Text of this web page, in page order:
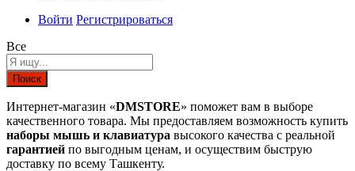
Войти Регистрироваться
Все
Поиск
Интернет-магазин «DMSTORE» поможет вам в выборе
качественного товара. Мы предоставляем возможность купить
наборы мышь и клавиатура высокого качества с реальной
гарантией по выгодным ценам, и осуществим быструю
доставку по всему Ташкенту.